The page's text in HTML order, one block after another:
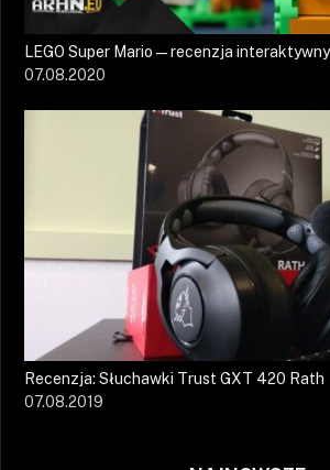
LEGO Super Mario — recenzja
07.08.2020
Recenzja: Słuchawki Trust GXT 420 Rath
07.08.2019